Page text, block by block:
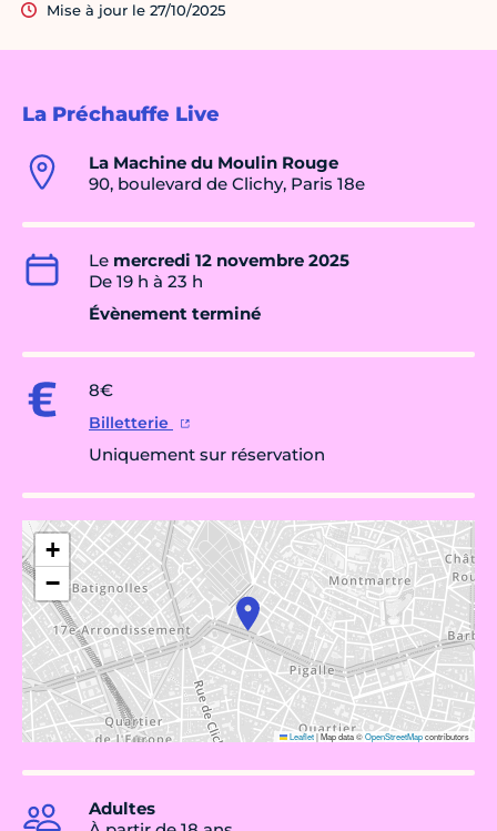
La Préchauffe Live
La Machine du Moulin Rouge
90, boulevard de Clichy, Paris 18e
Le mercredi 12 novembre 2025
De 19 h à 23 h
Évènement terminé
8€
Billetterie
Uniquement sur réservation
+
−
Leaflet|Map data ©OpenStreetMapcontributors
Adultes
Mise à jour le 27/10/2025